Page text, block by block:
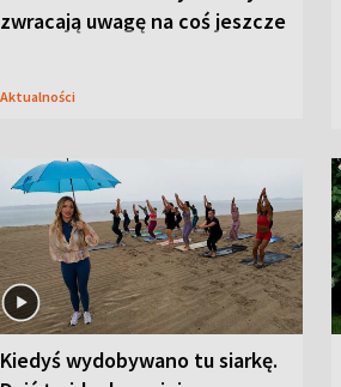
zwracają uwagę na coś jeszcze
Aktualności
Kiedyś wydobywano tu siarkę.